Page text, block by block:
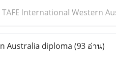
International Western
Australia diploma (93 อ่าน)